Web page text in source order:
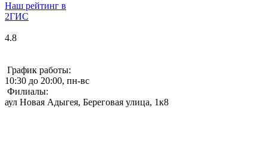
Наш рейтинг в
2ГИС
4.8
График работы:
10:30 до 20:00, пн-вс
Филиалы:
аул Новая Адыгея, Береговая улица, 1к8